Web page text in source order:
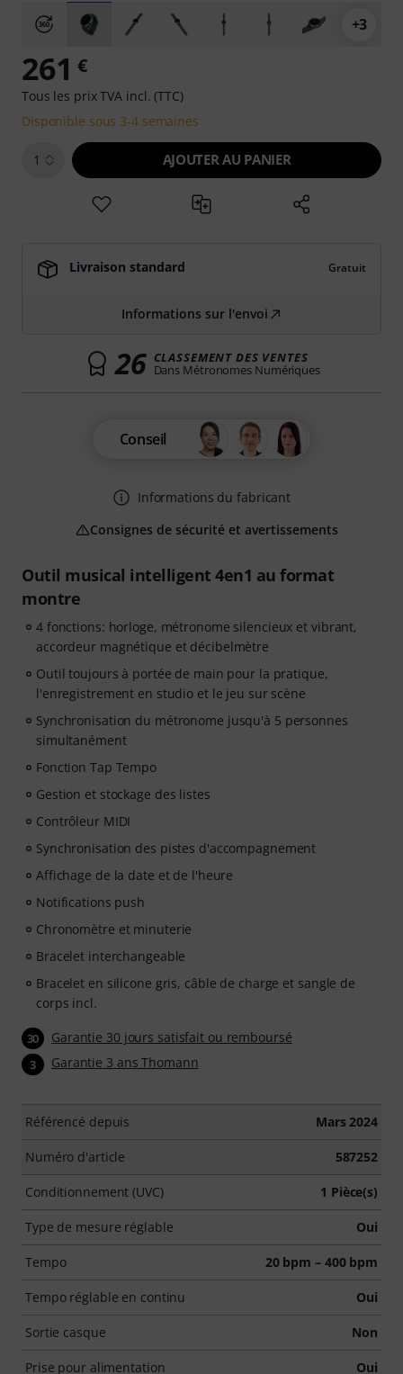
+3
Outil musical intelligent 4en1 au format
montre
4 fonctions: horloge, métronome silencieux et vibrant,
accordeur magnétique et décibelmètre
Outil toujours à portée de main pour la pratique,
l'enregistrement en studio et le jeu sur scène
Synchronisation du métronome jusqu'à 5 personnes
simultanément
Fonction Tap Tempo
Gestion et stockage des listes
Contrôleur MIDI
Synchronisation des pistes d'accompagnement
Affichage de la date et de l'heure
Notifications push
Chronomètre et minuterie
Bracelet interchangeable
Bracelet en silicone gris, câble de charge et sangle de
corps incl.
30 Garantie 30 jours satisfait ou remboursé
3 Garantie 3 ans Thomann
Référencé depuis Mars 2024
Numéro d'article 587252
Conditionnement (UVC) 1 Pièce(s)
Type de mesure réglable Oui
Tempo 20 bpm – 400 bpm
Tempo réglable en continu Oui
Sortie casque Non
Prise pour alimentation Oui
261 €
Tous les prix TVA incl. (TTC)
Disponible sous 3-4 semaines
1 AJOUTER AU PANIER
Livraison standard Gratuit
Informations sur l'envoi
26 CLASSEMENT DES VENTES
Dans Métronomes Numériques
Conseil
Informations du fabricant
Consignes de sécurité et avertissements